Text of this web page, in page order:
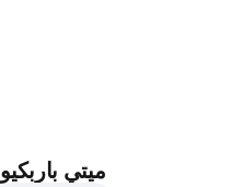
ميتي باربكيو